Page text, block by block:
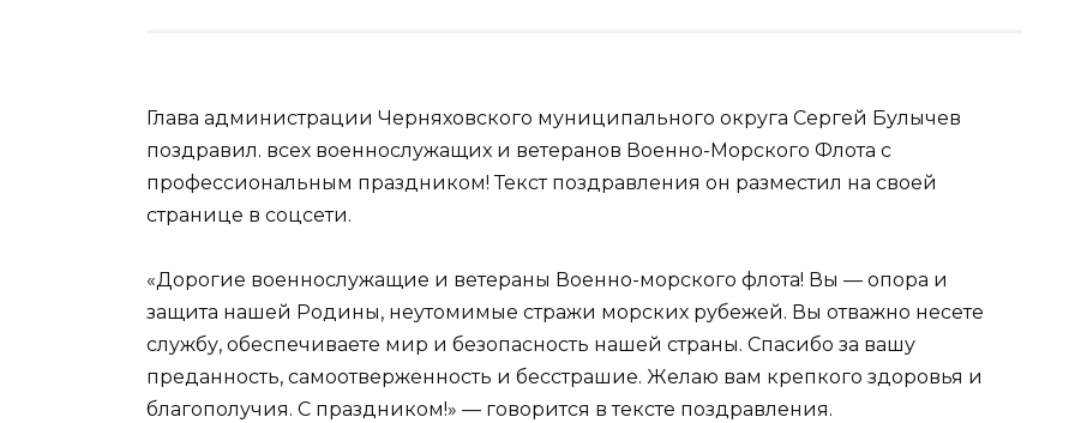
Глава администрации Черняховского муниципального округа Сергей Булычев
поздравил. всех военнослужащих и ветеранов Военно-Морского Флота с
профессиональным праздником! Текст поздравления он разместил на своей
странице в соцсети.
«Дорогие военнослужащие и ветераны Военно-морского флота! Вы — опора и
защита нашей Родины, неутомимые стражи морских рубежей. Вы отважно несете
службу, обеспечиваете мир и безопасность нашей страны. Спасибо за вашу
преданность, самоотверженность и бесстрашие. Желаю вам крепкого здоровья и
благополучия. С праздником!» — говорится в тексте поздравления.